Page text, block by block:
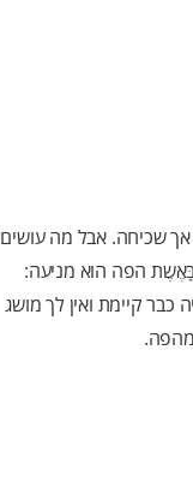
אך שכיחה. אבל מה עושים
הפה הוא מניעה:
כבר קיימת ואין לך מושג